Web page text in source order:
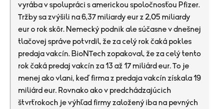
vyrába v spolupráci s americkou spoločnosťou Pfizer.
Tržby sa zvýšili na 6,37 miliardy eur z 2,05 miliardy
eur o rok skôr. Nemecký podnik ale súčasne v dnešnej
tlačovej správe potvrdil, že za celý rok čaká pokles
predaja vakcín. BioNTech zopakoval, že za celý tento
rok čaká predaj vakcín za 13 až 17 miliárd eur. To je
menej ako vlani, keď firma z predaja vakcín získala 19
miliárd eur. Rovnako ako v predchádzajúcich
štvrťrokoch je výhľad firmy založený iba na pevných